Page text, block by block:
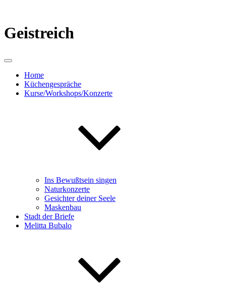
springen
Geistreich
Home
Küchengespräche
Kurse/Workshops/Konzerte
Ins Bewußtsein singen
Naturkonzerte
Gesichter deiner Seele
Maskenbau
Stadt der Briefe
Melitta Bubalo